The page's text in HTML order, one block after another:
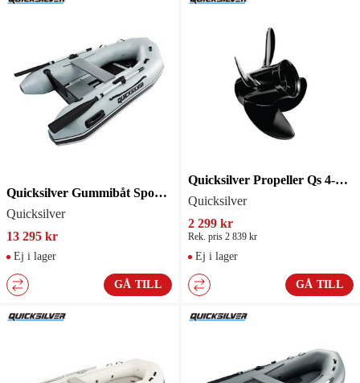
Quicksilver Gummibåt Sport 250
Quicksilver
13 295 kr
Ej i lager
GÅ TILL
Quicksilver Propeller Qs 4-Blad 13 R17
Quicksilver
2 299 kr
Rek. pris 2 839 kr
Ej i lager
GÅ TILL